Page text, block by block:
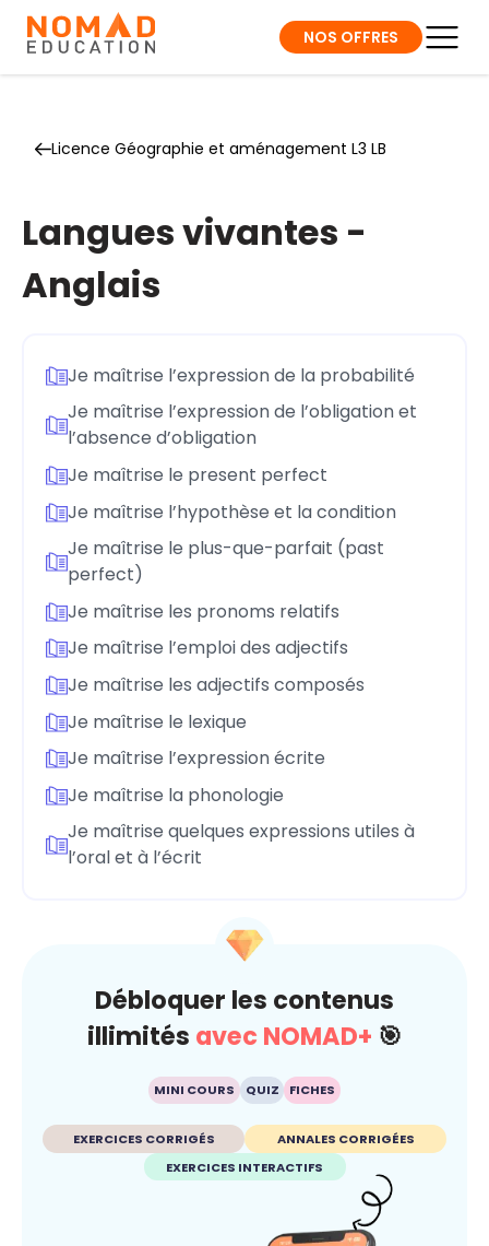
NOS OFFRES
Licence Géographie et aménagement L3 LB
Langues vivantes -
Anglais
Je maîtrise l’expression de la probabilité
Je maîtrise l’expression de l’obligation et
l’absence d’obligation
Je maîtrise le present perfect
Je maîtrise l’hypothèse et la condition
Je maîtrise le plus-que-parfait (past
perfect)
Je maîtrise les pronoms relatifs
Je maîtrise l’emploi des adjectifs
Je maîtrise les adjectifs composés
Je maîtrise le lexique
Je maîtrise l’expression écrite
Je maîtrise la phonologie
Je maîtrise quelques expressions utiles à
l’oral et à l’écrit
Débloquer les contenus
illimités avec NOMAD+ 🎯
MINI COURS QUIZ FICHES
EXERCICES CORRIGÉS
ANNALES CORRIGÉES
EXERCICES INTERACTIFS